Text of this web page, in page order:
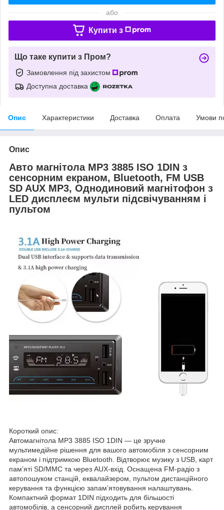
або
Купити з
Що таке купити з Пром?
Замовлення під захистом
Доступна доставка
Опис Характеристики Доставка Оплата Умови
Опис
Авто магнітола MP3 3885 ISO 1DIN з
сенсорним екраном, Bluetooth, FM USB
SD AUX MP3, Однодиновий магнітофон з
LED дисплеєм мульти підсвічуванням і
пультом
Короткий опис:
Автомагнітола MP3 3885 ISO 1DIN — це зручне
мультимедійне рішення для вашого автомобіля з сенсорним
екраном і підтримкою Bluetooth. Відтворює музику з USB, карт
памʼяті SD/MMC та через AUX-вхід. Оснащена FM-радіо з
автопошуком станцій, еквалайзером, пультом дистанційного
керування та функцією запамʼятовування налаштувань.
Компактний формат 1DIN підходить для більшості
автомобілів, а сенсорний дисплей робить керування